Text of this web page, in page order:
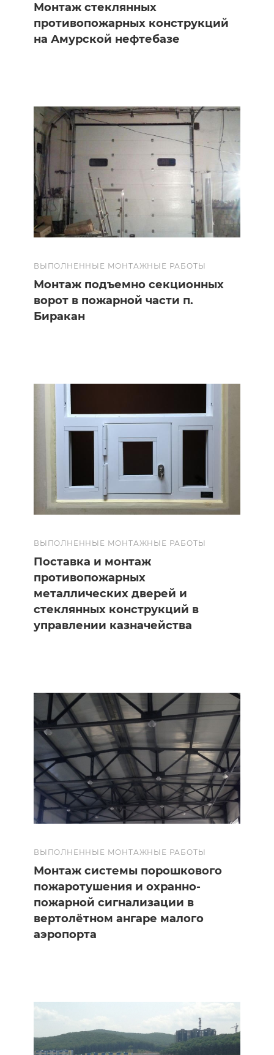
Монтаж стеклянных
противопожарных конструкций
на Амурской нефтебазе
ВЫПОЛНЕННЫЕ МОНТАЖНЫЕ РАБОТЫ
Монтаж подъемно секционных
ворот в пожарной части п.
Биракан
ВЫПОЛНЕННЫЕ МОНТАЖНЫЕ РАБОТЫ
Поставка и монтаж
противопожарных
металлических дверей и
стеклянных конструкций в
управлении казначейства
ВЫПОЛНЕННЫЕ МОНТАЖНЫЕ РАБОТЫ
Монтаж системы порошкового
пожаротушения и охранно-
пожарной сигнализации в
вертолётном ангаре малого
аэропорта